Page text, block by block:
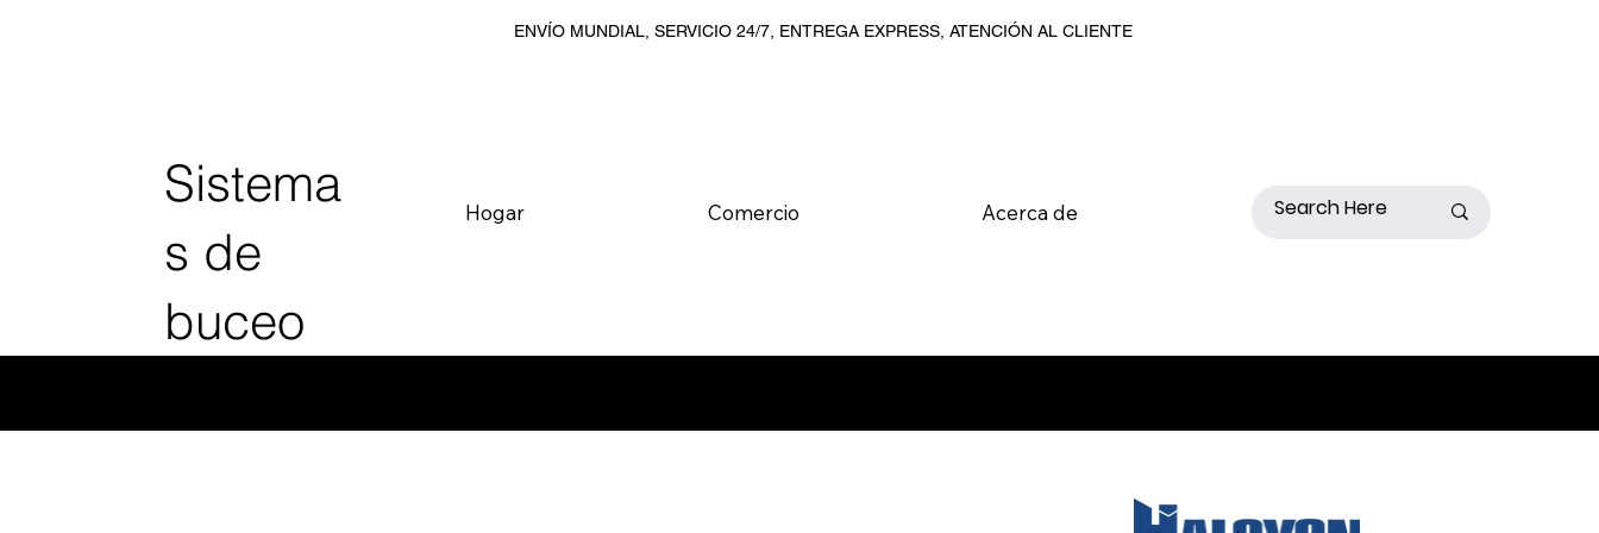
ENVÍO MUNDIAL, SERVICIO 24/7, ENTREGA EXPRESS, ATENCIÓN AL CLIENTE
Sistema
s de
buceo
Hogar Comercio Acerca de